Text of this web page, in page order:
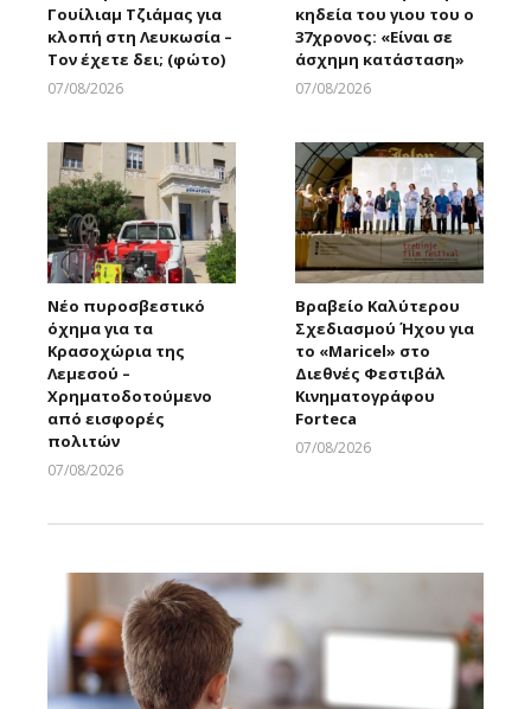
Γουίλιαμ Τζιάμας για
κλοπή στη Λευκωσία –
Τον έχετε δει; (φώτο)
07/08/2026
κηδεία του γιου του ο
37χρονος: «Είναι σε
άσχημη κατάσταση»
07/08/2026
Νέο πυροσβεστικό
όχημα για τα
Κρασοχώρια της
Λεμεσού –
Χρηματοδοτούμενο
από εισφορές
πολιτών
07/08/2026
Βραβείο Καλύτερου
Σχεδιασμού Ήχου για
το «Maricel» στο
Διεθνές Φεστιβάλ
Κινηματογράφου
Forteca
07/08/2026